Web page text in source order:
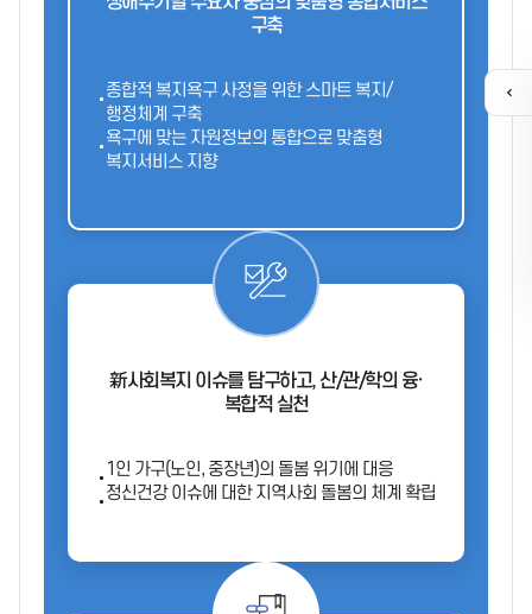
구축
종합적 복지욕구 사정을 위한 스마트 복지/
행정체계 구축
욕구에 맞는 자원정보의 통합으로 맞춤형
복지서비스 지향
新사회복지 이슈를 탐구하고, 산/관/학의 융·
복합적 실천
1인 가구(노인, 중장년)의 돌봄 위기에 대응
정신건강 이슈에 대한 지역사회 돌봄의 체계 확립
퀵
메